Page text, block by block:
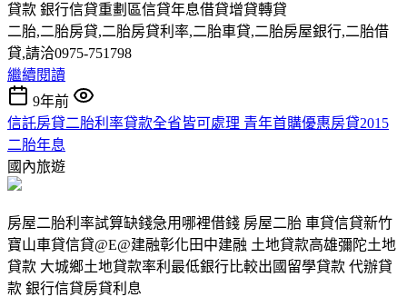
貸款 銀行信貸重劃區信貸年息借貸增貸轉貸
二胎,二胎房貸,二胎房貸利率,二胎車貸,二胎房屋銀行,二胎借
貸,請洽0975-751798
繼續閱讀
9年前
信託房貸二胎利率貸款全省皆可處理 青年首購優惠房貸2015
二胎年息
國內旅遊
房屋二胎利率試算缺錢急用哪裡借錢 房屋二胎 車貸信貸新竹
寶山車貸信貸@E@建融彰化田中建融 土地貸款高雄彌陀土地
貸款 大城鄉土地貸款率利最低銀行比較出國留學貸款 代辦貸
款 銀行信貸房貸利息